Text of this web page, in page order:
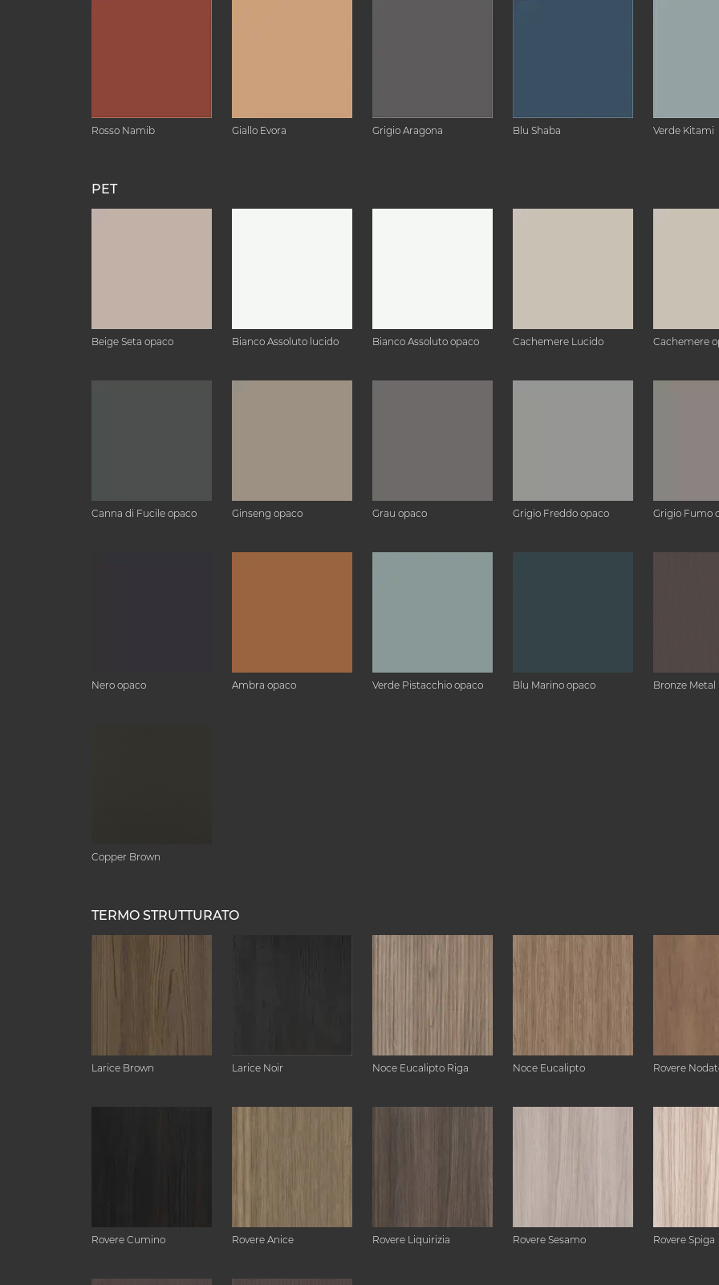
Rosso Namib Giallo Evora Grigio Aragona Blu Shaba Verde Kitami
PET
Beige Seta opaco Bianco Assoluto lucido Bianco Assoluto opaco Cachemere Lucido Cachemere
Canna di Fucile opaco Ginseng opaco Grau opaco Grigio Freddo opaco Grigio Fumo
Nero opaco Ambra opaco Verde Pistacchio opaco Blu Marino opaco Bronze Metal
Copper Brown
TERMO STRUTTURATO
Larice Brown Larice Noir Noce Eucalipto Riga Noce Eucalipto Rovere
Rovere Cumino Rovere Anice Rovere Liquirizia Rovere Sesamo Rovere Spiga